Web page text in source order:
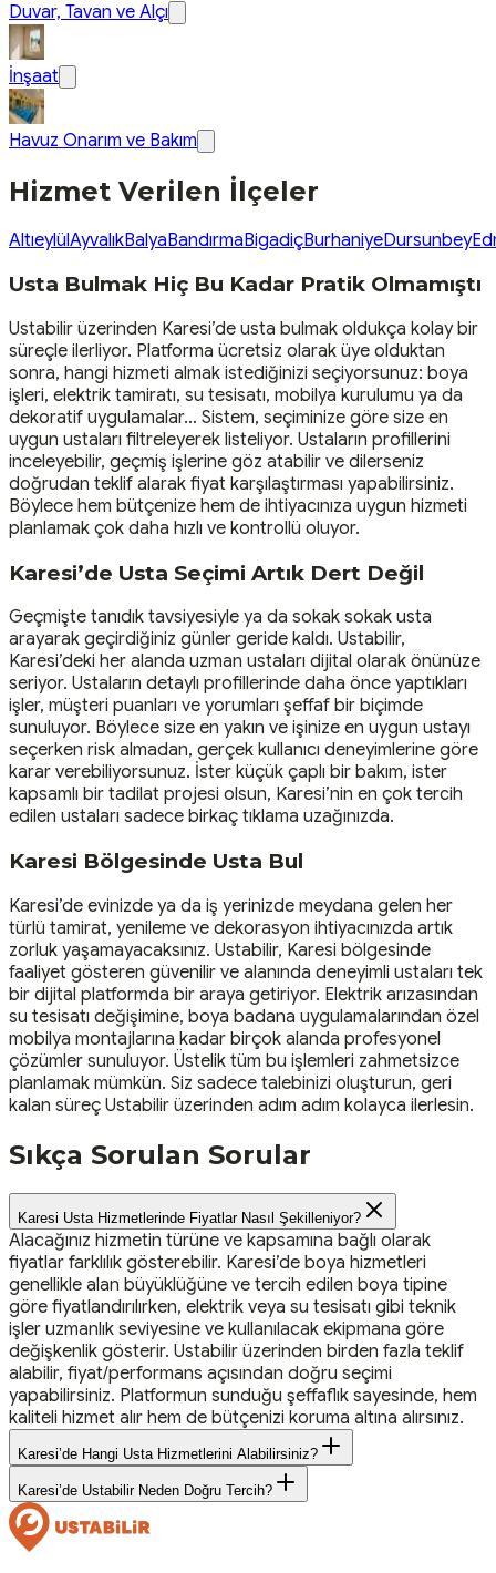
Duvar, Tavan ve Alçı
İnşaat
Havuz Onarım ve Bakım
Hizmet Verilen İlçeler
AltıeylülAyvalıkBalyaBandırmaBigadiçBurhaniyeDursunbey
Usta Bulmak Hiç Bu Kadar Pratik Olmamıştı
Ustabilir üzerinden Karesi’de usta bulmak oldukça kolay bir
süreçle ilerliyor. Platforma ücretsiz olarak üye olduktan
sonra, hangi hizmeti almak istediğinizi seçiyorsunuz: boya
işleri, elektrik tamiratı, su tesisatı, mobilya kurulumu ya da
dekoratif uygulamalar… Sistem, seçiminize göre size en
uygun ustaları filtreleyerek listeliyor. Ustaların profillerini
inceleyebilir, geçmiş işlerine göz atabilir ve dilerseniz
doğrudan teklif alarak fiyat karşılaştırması yapabilirsiniz.
Böylece hem bütçenize hem de ihtiyacınıza uygun hizmeti
planlamak çok daha hızlı ve kontrollü oluyor.
Karesi’de Usta Seçimi Artık Dert Değil
Geçmişte tanıdık tavsiyesiyle ya da sokak sokak usta
arayarak geçirdiğiniz günler geride kaldı. Ustabilir,
Karesi’deki her alanda uzman ustaları dijital olarak önünüze
seriyor. Ustaların detaylı profillerinde daha önce yaptıkları
işler, müşteri puanları ve yorumları şeffaf bir biçimde
sunuluyor. Böylece size en yakın ve işinize en uygun ustayı
seçerken risk almadan, gerçek kullanıcı deneyimlerine göre
karar verebiliyorsunuz. İster küçük çaplı bir bakım, ister
kapsamlı bir tadilat projesi olsun, Karesi’nin en çok tercih
edilen ustaları sadece birkaç tıklama uzağınızda.
Karesi Bölgesinde Usta Bul
Karesi’de evinizde ya da iş yerinizde meydana gelen her
türlü tamirat, yenileme ve dekorasyon ihtiyacınızda artık
zorluk yaşamayacaksınız. Ustabilir, Karesi bölgesinde
faaliyet gösteren güvenilir ve alanında deneyimli ustaları tek
bir dijital platformda bir araya getiriyor. Elektrik arızasından
su tesisatı değişimine, boya badana uygulamalarından özel
mobilya montajlarına kadar birçok alanda profesyonel
çözümler sunuluyor. Üstelik tüm bu işlemleri zahmetsizce
planlamak mümkün. Siz sadece talebinizi oluşturun, geri
kalan süreç Ustabilir üzerinden adım adım kolayca ilerlesin.
Sıkça Sorulan Sorular
Karesi Usta Hizmetlerinde Fiyatlar Nasıl Şekilleniyor?
Alacağınız hizmetin türüne ve kapsamına bağlı olarak
fiyatlar farklılık gösterebilir. Karesi’de boya hizmetleri
genellikle alan büyüklüğüne ve tercih edilen boya tipine
göre fiyatlandırılırken, elektrik veya su tesisatı gibi teknik
işler uzmanlık seviyesine ve kullanılacak ekipmana göre
değişkenlik gösterir. Ustabilir üzerinden birden fazla teklif
alabilir, fiyat/performans açısından doğru seçimi
yapabilirsiniz. Platformun sunduğu şeffaflık sayesinde, hem
kaliteli hizmet alır hem de bütçenizi koruma altına alırsınız.
Karesi’de Hangi Usta Hizmetlerini Alabilirsiniz?
Karesi’de Ustabilir Neden Doğru Tercih?